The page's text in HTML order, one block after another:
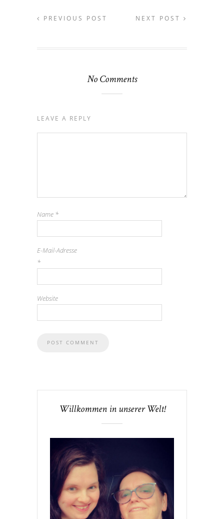
PREVIOUS POST NEXT POST
No Comments
LEAVE A REPLY
Name *
E-Mail-Adresse
*
Website
Willkommen in unserer Welt!